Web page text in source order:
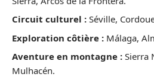
Circuit culturel : Séville,
Exploration côtière : Málaga,
Aventure en montagne : Sierra
Mulhacén.